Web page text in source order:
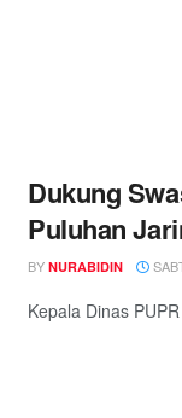
Dukung
Puluhan
BY NURABIDIN
Kepala Dinas